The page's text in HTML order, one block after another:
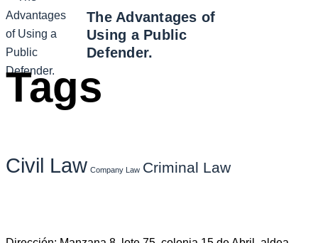
The Advantages of
Using a Public
Defender.
Tags
Civil Law Company Law Criminal Law